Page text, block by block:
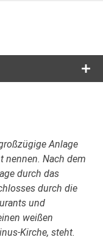
Anlage
nennen. Nach dem
durch das
durch die
und
weißen
Kirche, steht.